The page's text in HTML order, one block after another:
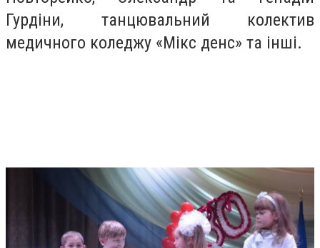
Гурдіни, танцювальний колектив
медичного коледжу «Мікс денс» та інші.